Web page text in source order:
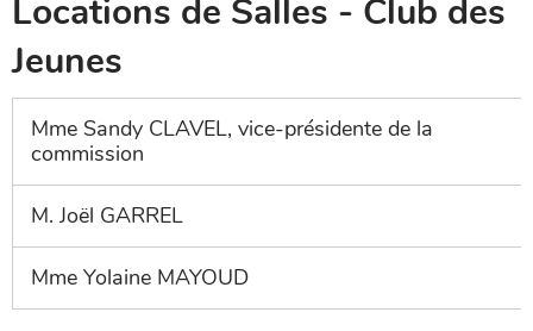
Locations de Salles - Club des
Jeunes
Mme Sandy CLAVEL, vice-présidente de la
commission
M. Joël GARREL
Mme Yolaine MAYOUD